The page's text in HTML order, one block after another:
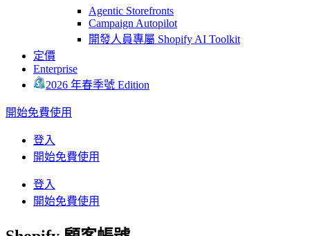
Agentic Storefronts
Campaign Autopilot
開發人員專屬 Shopify AI Toolkit
定價
Enterprise
2026 年春季號 Edition
開始免費使用
登入
開始免費使用
登入
開始免費使用